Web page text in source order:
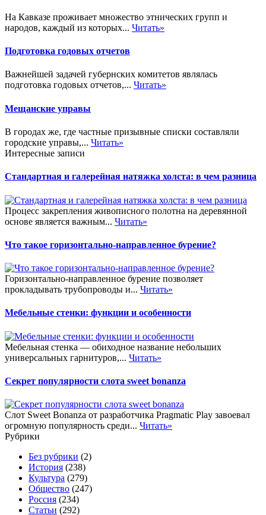
На Кавказе проживает множество этнических групп и
народов, каждый из которых... Читать»
Подготовка годовых отчетов
Важнейшей задачей губернских комитетов являлась
подготовка годовых отчетов,... Читать»
Мещанские управы
В городах же, где частные призывные списки составляли
городские управы,... Читать»
Интересные записи
Стандартная и галерейная натяжка холста: в чем разница
Процесс закрепления живописного полотна на деревянной
основе является важным... Читать»
Что такое горизонтально-направленное бурение?
Горизонтально-направленное бурение позволяет
прокладывать трубопроводы и... Читать»
Мебельные стенки: функции и особенности
Мебельная стенка — обиходное название небольших
универсальных гарнитуров,... Читать»
Секрет популярности слота sweet bonanza
Слот Sweet Bonanza от разработчика Pragmatic Play завоевал
огромную популярность среди... Читать»
Рубрики
Без рубрики (2)
История (238)
Культура (279)
Общество (247)
Россия (234)
Статьи (292)